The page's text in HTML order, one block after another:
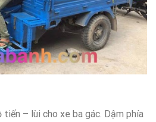
– lùi cho xe ba gác. Dậm phía